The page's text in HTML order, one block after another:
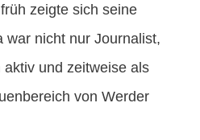
zeigte sich seine
war nicht nur Journalist,
und zeitweise als
von Werder